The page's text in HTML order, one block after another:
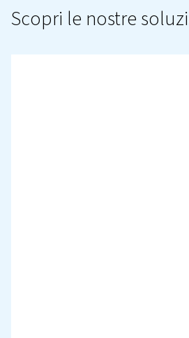
Le sue proprietà
difficili come l'assistenza